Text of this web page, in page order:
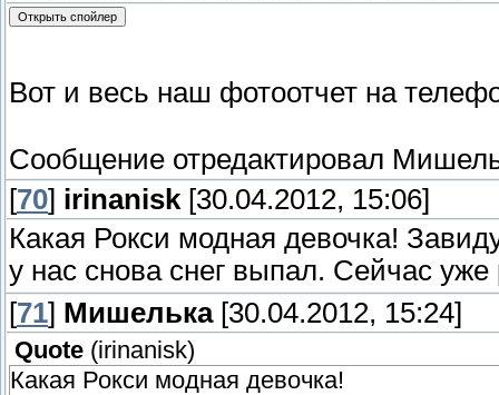
Вот и весь наш фотоотчет на
Сообщение отредактировал
[70] irinanisk [30.04.2012, 15:06]
Какая Рокси модная девочка!
у нас снова снег выпал. Сейчас
[71] Мишелька[30.04.2012, 15:24]
Quote (irinanisk)
Какая Рокси модная девочка!